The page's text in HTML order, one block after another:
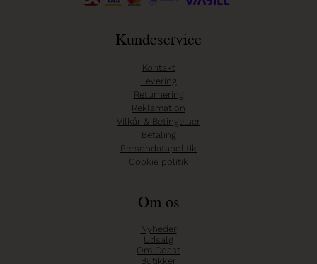
Kundeservice
Kontakt
Levering
Returnering
Reklamation
Vilkår & Betingelser
Betaling
Persondatapolitik
Cookie politik
Om os
Nyheder
Udsalg
Om Coast
Butikker